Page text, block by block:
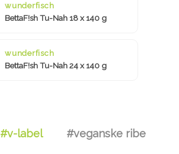
wunderfisch
BettaF!sh Tu-Nah 18 x 140 g
wunderfisch
BettaF!sh Tu-Nah 24 x 140 g
#v-label #veganske ribe